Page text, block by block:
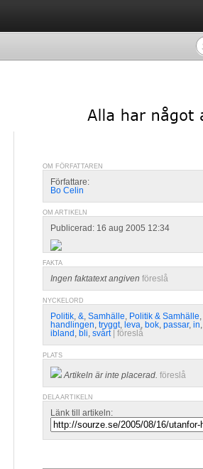
OM FÖRFATTAREN
Författare:
Bo Celin
OM ARTIKELN
Publicerad: 16 aug 2005 12:34
FAKTA
Ingen faktatext angiven föreslå
NYCKELORD
Politik, &, Samhälle, Politik & Samhälle,
handlingen, tryggt, leva, bok, passar, in,
ibland , bli, svårt föreslå
PLATS
Artikeln är inte placerad. föreslå
DELA ARTIKELN
Länk till artikeln: